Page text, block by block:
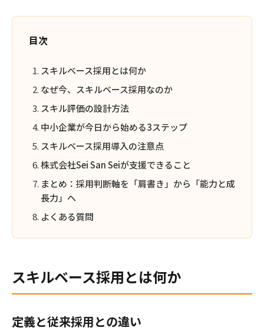
目次
スキルベース採用とは何か
なぜ今、スキルベース採用なのか
スキル評価の設計方法
中小企業が今日から始める3ステップ
スキルベース採用導入の注意点
株式会社Sei San Seiが支援できること
まとめ：採用判断軸を「肩書き」から「能力と成
長力」へ
よくある質問
スキルベース採用とは何か
定義と従来採用との違い